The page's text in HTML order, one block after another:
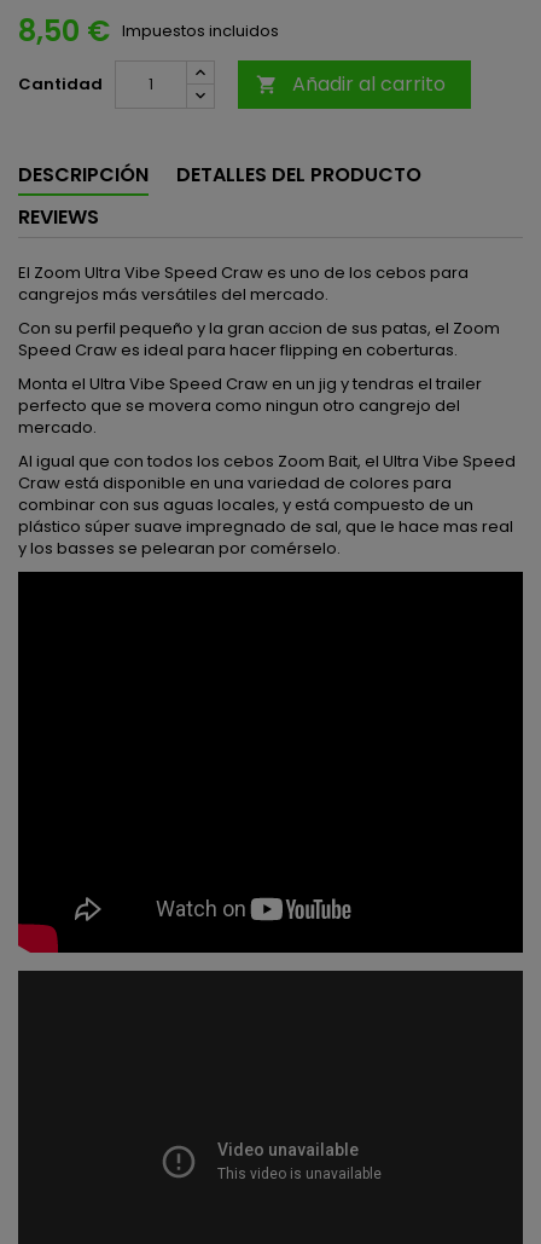
8,50 € Impuestos incluidos
Cantidad  Añadir al carrito
DESCRIPCIÓN
DETALLES DEL PRODUCTO
REVIEWS
El Zoom Ultra Vibe Speed ​​Craw es uno de los cebos para
cangrejos más versátiles del mercado.
Con su perfil pequeño y la gran accion de sus patas, el Zoom
Speed ​​Craw es ideal para hacer flipping en coberturas.
Monta el Ultra Vibe Speed ​​Craw en un jig y tendras el trailer
perfecto que se movera como ningun otro cangrejo del
mercado.
Al igual que con todos los cebos Zoom Bait, el Ultra Vibe Speed ​​
Craw está disponible en una variedad de colores para
combinar con sus aguas locales, y está compuesto de un
plástico súper suave impregnado de sal, que le hace mas real
y los basses se pelearan por comérselo.